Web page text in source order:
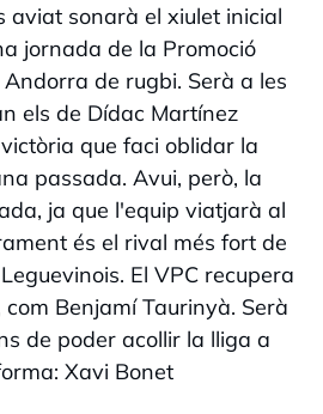
aviat sonarà el xiulet inicial
jornada de la Promoció
de rugbi. Serà a les
els de Dídac Martínez
que faci oblidar la
passada. Avui, però, la
ja que l'equip viatjarà al
és el rival més fort de
El VPC recupera
Benjamí Taurinyà. Serà
de poder acollir la lliga a
Xavi Bonet